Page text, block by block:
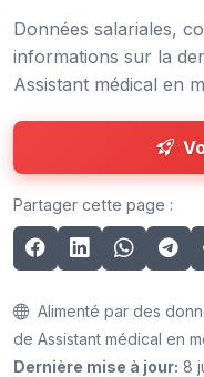
Données salariales,
informations sur la
Assistant médical en
Partager cette page :
Alimenté par des
de Assistant médical en
Dernière mise à jour: 8